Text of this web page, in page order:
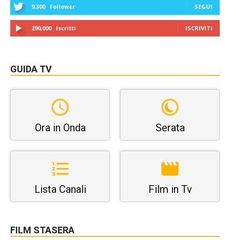
9,300 Follower SEGUI
290,000 Iscritti ISCRIVITI
GUIDA TV
Ora in Onda Serata
Lista Canali Film in Tv
FILM STASERA